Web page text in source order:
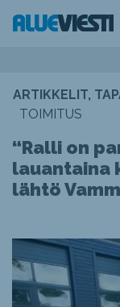
ARTIKKELIT,
TOIMITUS
“Ralli on
lauantaina
lähtö